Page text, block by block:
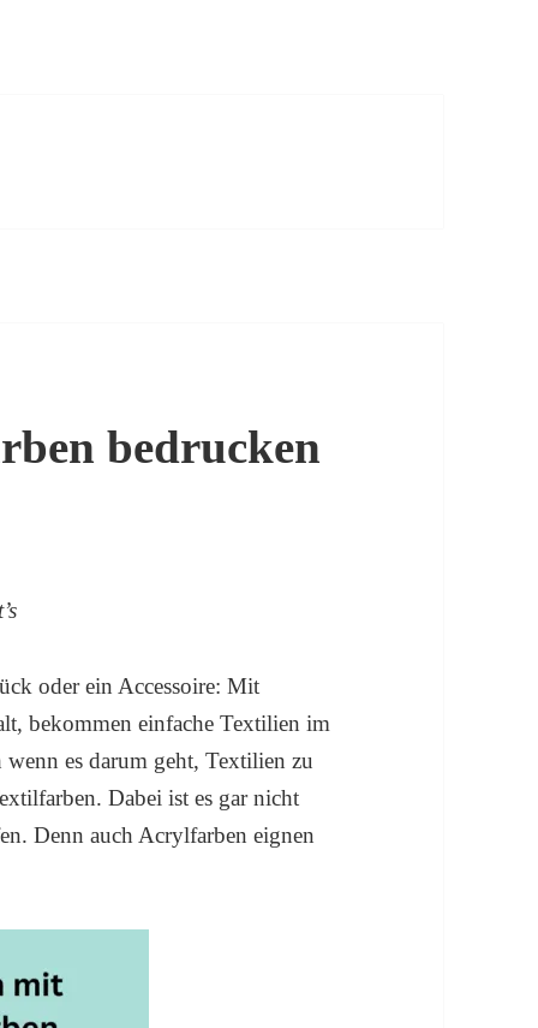
bedrucken
oder ein Accessoire: Mit
bekommen einfache Textilien im
es darum geht, Textilien zu
Dabei ist es gar nicht
Denn auch Acrylfarben eignen